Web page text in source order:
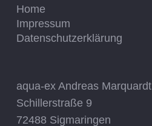
Home
Impressum
Datenschutzerklärung
aqua-ex Andreas Marquardt
Schillerstraße 9
72488 Sigmaringen